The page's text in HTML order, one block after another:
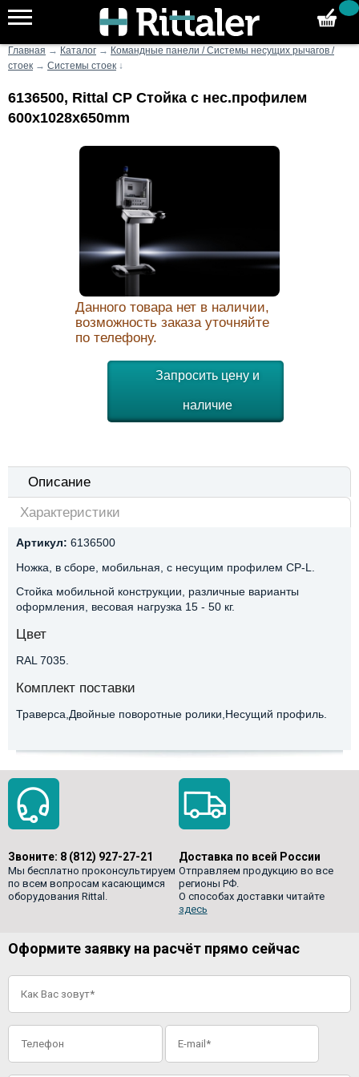
Главная → Каталог → Командные панели / Системы несущих рычагов /
стоек → Системы стоек ↓
6136500, Rittal CP Стойка с нес.профилем
600x1028x650mm
Данного товара нет в наличии,
возможность заказа уточняйте
по телефону.
Запросить цену и
наличие
Описание
Характеристики
Артикул: 6136500
Ножка, в сборе, мобильная, с несущим профилем CP-L.
Стойка мобильной конструкции, различные варианты
оформления, весовая нагрузка 15 - 50 кг.
Цвет
RAL 7035.
Комплект поставки
Траверса,Двойные поворотные ролики,Несущий профиль.
Звоните: 8 (812) 927-27-21
Мы бесплатно проконсультируем
по всем вопросам касающимся
оборудования Rittal.
Доставка по всей России
Отправляем продукцию во все
регионы РФ.
О способах доставки читайте
здесь
Оформите заявку на расчёт прямо сейчас